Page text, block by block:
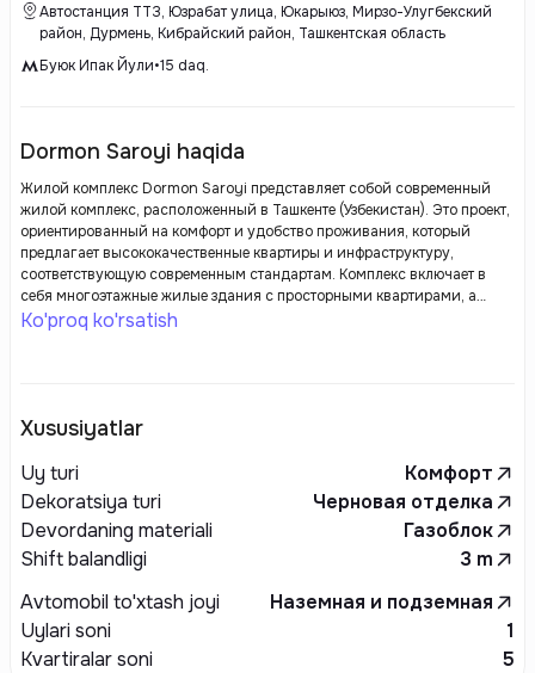
Автостанция ТТЗ, Юзрабат улица, Юкарыюз, Мирзо-Улугбекский
район, Дурмень, Кибрайский район, Ташкентская область
Буюк Ипак Йули•15 daq.
Dormon Saroyi haqida
Жилой комплекс Dormon Saroyi представляет собой современный
жилой комплекс, расположенный в Ташкенте (Узбекистан). Это проект,
ориентированный на комфорт и удобство проживания, который
предлагает высококачественные квартиры и инфраструктуру,
соответствующую современным стандартам. Комплекс включает в
себя многоэтажные жилые здания с просторными квартирами, а
также зоны отдыха, паркинг, детские площадки и коммерческие
Узбекистана.
Ko'proq ko'rsatish
Xususiyatlar
Uy turi
Комфорт
Dekoratsiya turi
Черновая отделка
Devordaning materiali
Газоблок
Shift balandligi
3 m
Avtomobil to'xtash joyi
Наземная и подземная
Uylari soni
1
Kvartiralar soni
5